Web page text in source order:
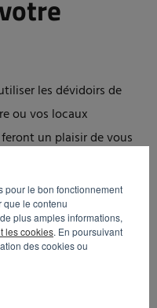
pour le bon fonctionnement
que le contenu
plus amples informations,
les cookies. En poursuivant
des cookies ou
les dévidoirs de
ou vos locaux
un plaisir de vous